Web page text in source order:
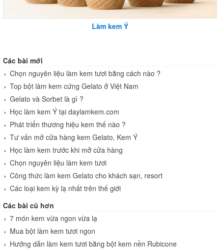
Làm kem Ý
Các bài mới
Chọn nguyên liệu làm kem tươi bằng cách nào ?
Top bột làm kem cứng Gelato ở Việt Nam
Gelato và Sorbet là gì ?
Học làm kem Ý tại daylamkem.com
Phát triển thương hiệu kem thế nào ?
Tư vấn mở cửa hàng kem Gelato, Kem Ý
Học làm kem trước khi mở cửa hàng
Chọn nguyên liệu làm kem tươi
Công thức làm kem Gelato cho khách sạn, resort
Các loại kem kỳ lạ nhất trên thế giới
Các bài cũ hơn
7 món kem vừa ngon vừa lạ
Mua bột làm kem tươi ngon
Hướng dẫn làm kem tươi bằng bột kem nền Rubicone